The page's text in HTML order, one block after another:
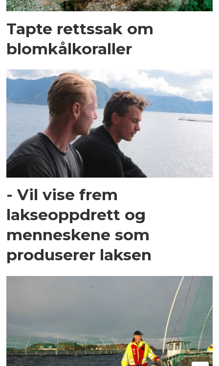
Tapte rettssak om
blomkålkoraller
- Vil vise frem
lakseoppdrett og
menneskene som
produserer laksen